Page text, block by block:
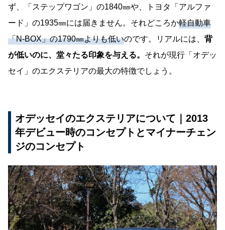
ず、「ステップワゴン」の1840㎜や、トヨタ「アルファ
ード」の1935㎜には届きません。それどころか軽自動車
「N-BOX」の1790㎜よりも低いのです。リアルには、 背
が低いのに、堂々たる印象を与える。 それが現行「オデッ
セイ」のエクステリアの最大の特徴でしょう。
オデッセイのエクステリアについて｜2013
年デビュー時のコンセプトとマイナーチェン
ジのコンセプト